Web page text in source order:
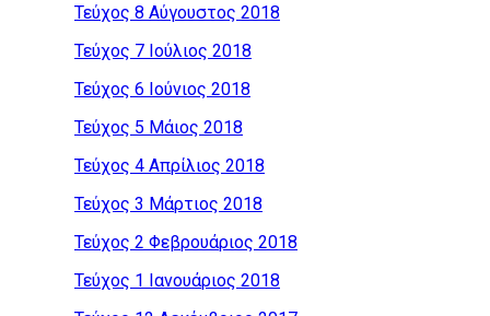
Τεύχος 8 Αύγουστος 2018
Τεύχος 7 Ιούλιος 2018
Τεύχος 6 Ιούνιος 2018
Τεύχος 5 Μάιος 2018
Τεύχος 4 Απρίλιος 2018
Τεύχος 3 Μάρτιος 2018
Τεύχος 2 Φεβρουάριος 2018
Τεύχος 1 Ιανουάριος 2018